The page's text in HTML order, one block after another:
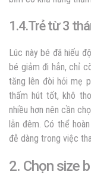
1.4.Trẻ từ 3
Lúc này bé đã hiếu
bé giảm đi hẳn, chỉ
tăng lên đòi hỏi mẹ
thấm hút tốt, khô
nhiều hơn nên cần
lẫn đêm. Có thể
đễ dàng trong việc
2. Chọn size